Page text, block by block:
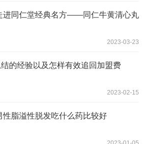
进同仁堂经典名方——同仁牛黄清心丸
2023-03-23
的经验以及怎样有效追回加盟费
2023-02-15
性脂溢性脱发吃什么药比较好